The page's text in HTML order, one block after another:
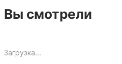
Вы смотрели
Загрузка...